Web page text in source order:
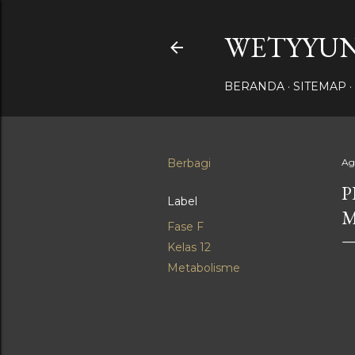
BERANDA SITEMAP
Berbagi
Label
Fase F
Kelas 12
Metabolisme